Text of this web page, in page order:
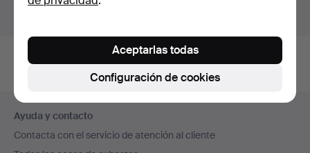
Navegación
en
el
Ayuda y contacto
Contacta con el servicio de atención al cliente
Configuración de cookies
Aceptarlas todas